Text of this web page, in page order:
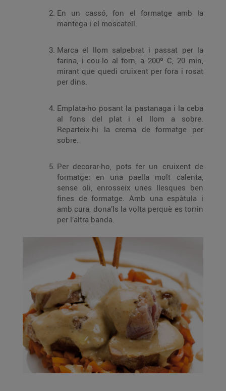
En un cassó, fon el formatge amb la
mantega i el moscatell.
Marca el llom salpebrat i passat per la
farina, i cou-lo al forn, a 200º C, 20 min,
mirant que quedi cruixent per fora i rosat
per dins.
Emplata-ho posant la pastanaga i la ceba
al fons del plat i el llom a sobre.
Reparteix-hi la crema de formatge per
sobre.
Per decorar-ho, pots fer un cruixent de
formatge: en una paella molt calenta,
sense oli, enrosseix unes llesques ben
fines de formatge. Amb una espàtula i
amb cura, dona’ls la volta perquè es torrin
per l’altra banda.